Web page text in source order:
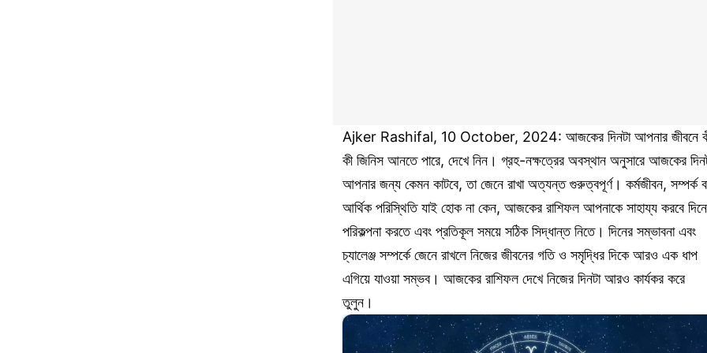
Ajker Rashifal, 10 October, 2024: আজকের দিনটা আপনার জীবনে
কী জিনিস আনতে পারে, দেখে নিন। গ্রহ-নক্ষত্রের অবস্থান অনুসারে আজকের
আপনার জন্য কেমন কাটবে, তা জেনে রাখা অত্যন্ত গুরুত্বপূর্ণ। কর্মজীবন, সম্পর্ক
আর্থিক পরিস্থিতি যাই হোক না কেন, আজকের রাশিফল আপনাকে সাহায্য করবে
পরিকল্পনা করতে এবং প্রতিকূল সময়ে সঠিক সিদ্ধান্ত নিতে। দিনের সম্ভাবনা এবং
চ্যালেঞ্জ সম্পর্কে জেনে রাখলে নিজের জীবনের গতি ও সমৃদ্ধির দিকে আরও এক ধাপ
এগিয়ে যাওয়া সম্ভব। আজকের রাশিফল দেখে নিজের দিনটা আরও কার্যকর করে
তুলুন।